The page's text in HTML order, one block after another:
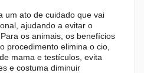
um ato de cuidado que vai
ajudando a evitar o
os animais, os benefícios
procedimento elimina o cio,
mama e testículos, evita
e costuma diminuir